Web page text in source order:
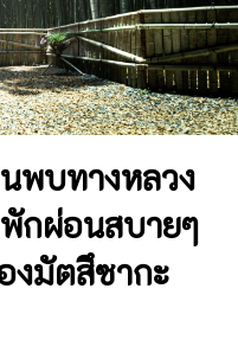
พบทางหลวง
กผ่อนสบายๆ
งมัตสึซากะ